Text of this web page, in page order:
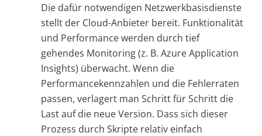
Die dafür notwendigen Netzwerkbasisdienste
stellt der Cloud-Anbieter bereit. Funktionalität
und Performance werden durch tief
gehendes Monitoring (z. B. Azure Application
Insights) überwacht. Wenn die
Performancekennzahlen und die Fehlerraten
passen, verlagert man Schritt für Schritt die
Last auf die neue Version. Dass sich dieser
Prozess durch Skripte relativ einfach